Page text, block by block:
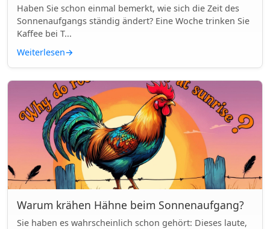
Haben Sie schon einmal bemerkt, wie sich die Zeit des
Sonnenaufgangs ständig ändert? Eine Woche trinken Sie
Kaffee bei T...
Weiterlesen→
Warum krähen Hähne beim Sonnenaufgang?
Sie haben es wahrscheinlich schon gehört: Dieses laute,